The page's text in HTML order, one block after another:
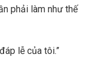
phải làm như thế
lễ của tôi.”